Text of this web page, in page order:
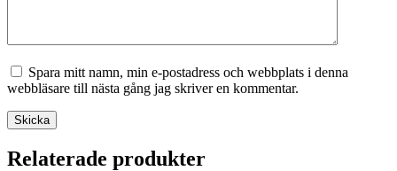
Spara mitt namn, min e-postadress och webbplats i denna
webbläsare till nästa gång jag skriver en kommentar.
Skicka
Relaterade produkter